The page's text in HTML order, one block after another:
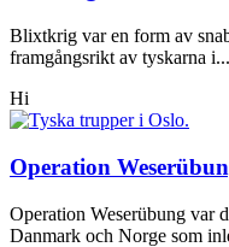
Blixtkrig var en form av
framgångsrikt av tyskarna i...
Hi
Operation
Operation Weserübung var
Danmark och Norge som